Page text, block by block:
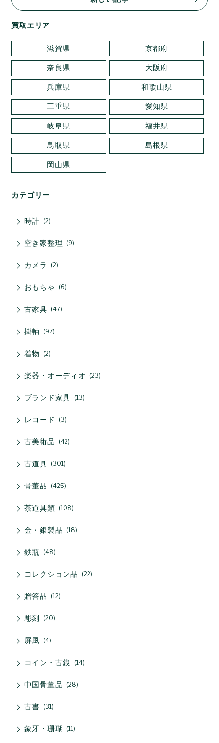
買取エリア
滋賀県 京都府
奈良県 大阪府
兵庫県 和歌山県
三重県 愛知県
岐阜県 福井県
鳥取県 島根県
岡山県
カテゴリー
時計 2
空き家整理 9
カメラ 2
おもちゃ 6
古家具 47
掛軸 97
着物 2
楽器・オーディオ 23
ブランド家具 13
レコード 3
古美術品 42
古道具 301
骨董品 425
茶道具類 108
金・銀製品 18
鉄瓶 48
コレクション品 22
贈答品 12
彫刻 20
屏風 4
コイン・古銭 14
中国骨董品 28
古書 31
象牙・珊瑚 11